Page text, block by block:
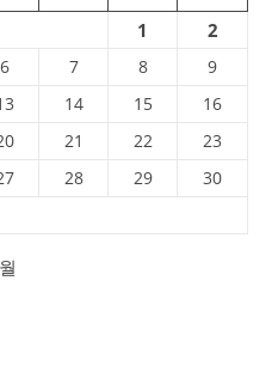
1 2
6 7 8
9
14 15
16
21 22
23
28 29
30